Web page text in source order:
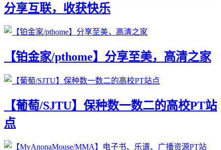
分享互联，收获快乐
【铂金家/pthome】分享至美，高清之家
【葡萄/SJTU】保种数一数二的高校PT站
点